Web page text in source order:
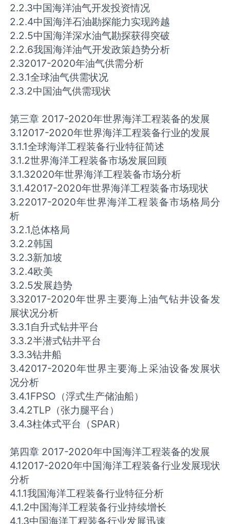
2.2.3中国海洋油气开发投资情况
2.2.4中国海洋石油勘探能力实现跨越
2.2.5中国海洋深水油气勘探获得突破
2.2.6我国海洋油气开发政策趋势分析
2.32017-2020年油气供需分析
2.3.1全球油气供需状况
2.3.2中国油气供需现状
第三章 2017-2020年世界海洋工程装备的发展
3.12017-2020年世界海洋工程装备行业的发展
3.1.1全球海洋工程装备行业特征简述
3.1.2世界海洋工程装备市场发展回顾
3.1.32020年世界海洋工程装备市场分析
3.1.42017-2020年世界海洋工程装备市场现状
3.22017-2020年世界海洋工程装备市场格局分
析
3.2.1总体格局
3.2.2韩国
3.2.3新加坡
3.2.4欧美
3.2.5发展趋势
3.32017-2020年世界主要海上油气钻井设备发
展状况分析
3.3.1自升式钻井平台
3.3.2半潜式钻井平台
3.3.3钻井船
3.42017-2020年世界主要海上采油设备发展状
况分析
3.4.1FPSO（浮式生产储油船）
3.4.2TLP（张力腿平台）
3.4.3柱体式平台（SPAR）
第四章 2017-2020年中国海洋工程装备的发展
4.12017-2020年中国海洋工程装备行业发展现状
分析
4.1.1我国海洋工程装备行业特征分析
4.1.2中国海洋工程装备行业持续增长
4.1.3中国海洋工程装备行业发展迅速